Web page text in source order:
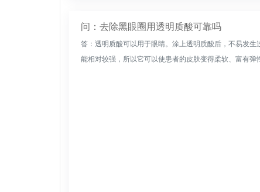
问：去除黑眼圈用透明质酸可靠吗
答：透明质酸可以用于眼睛。涂上透明质酸后，不易发
能相对较强，所以它可以使患者的皮肤变得柔软、富有弹